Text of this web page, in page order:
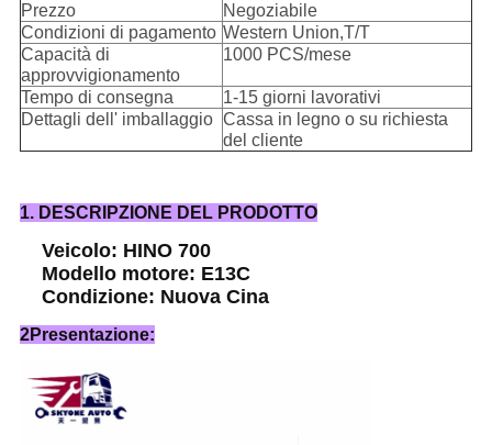
Prezzo
Negoziabile
Condizioni di pagamento Western Union,T/T
Capacità di
approvvigionamento
1000 PCS/mese
Tempo di consegna
1-15 giorni lavorativi
Dettagli dell' imballaggio Cassa in legno o su richiesta
del cliente
1. DESCRIPZIONE DEL PRODOTTO
Veicolo: HINO 700
Modello motore: E13C
Condizione: Nuova Cina
2Presentazione: